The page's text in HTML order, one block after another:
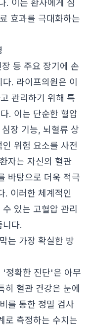
. 이는 환자에게 심
효과를 극대화하는
등 주요 장기에 손
. 라이프의원은 이
관리하기 위해 특
. 이는 단순한 혈압
장 기능, 뇌혈류 상
위험 요소를 사전
자는 자신의 혈관
바탕으로 더욱 적극
. 이러한 체계적인
있는 고혈압 관리
니다.
는 가장 확실한 방
정확한 진단'은 아무
히 혈관 건강은 눈에
를 통한 정밀 검사
로 측정하는 수치는